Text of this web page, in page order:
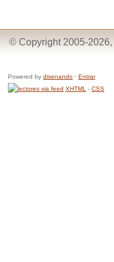
© Copyright 2005-2026,
Powered by disenando · Entrar
XHTML
- CSS